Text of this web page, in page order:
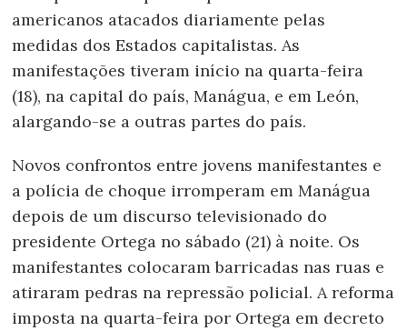
americanos atacados diariamente pelas
medidas dos Estados capitalistas. As
manifestações tiveram início na quarta-feira
(18), na capital do país, Manágua, e em León,
alargando-se a outras partes do país.
Novos confrontos entre jovens manifestantes e
a polícia de choque irromperam em Manágua
depois de um discurso televisionado do
presidente Ortega no sábado (21) à noite. Os
manifestantes colocaram barricadas nas ruas e
atiraram pedras na repressão policial. A reforma
imposta na quarta-feira por Ortega em decreto